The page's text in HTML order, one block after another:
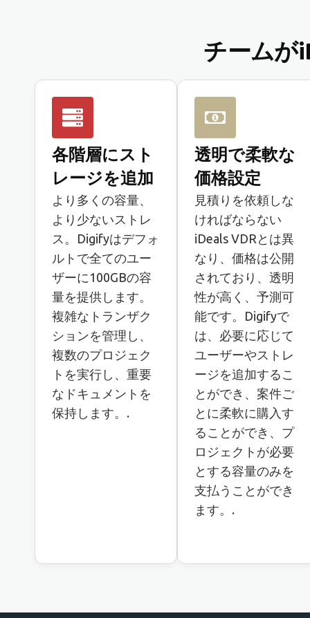
チームが
各階層にスト
レージを追加
より多くの容量、
より少ないストレ
ス。Digifyはデフォ
ルトで全てのユー
ザーに100GBの容
量を提供します。
複雑なトランザク
ションを管理し、
複数のプロジェク
トを実行し、重要
なドキュメントを
保持します。.
透明で柔軟な
価格設定
見積りを依頼しな
ければならない
iDeals VDRとは異
なり、価格は公開
されており、透明
性が高く、予測可
能です。Digifyで
は、必要に応じて
ユーザーやストレ
ージを追加するこ
とができ、案件ご
とに柔軟に購入す
ることができ、プ
ロジェクトが必要
とする容量のみを
支払うことができ
ます。.